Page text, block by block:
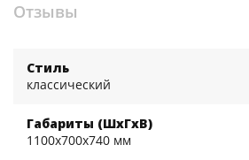
Отзывы
Стиль
классический
Габариты (ШхГхВ)
1100x700x740 мм